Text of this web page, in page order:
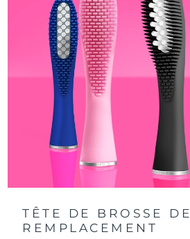
TÊTE DE BROSSE DE
REMPLACEMENT